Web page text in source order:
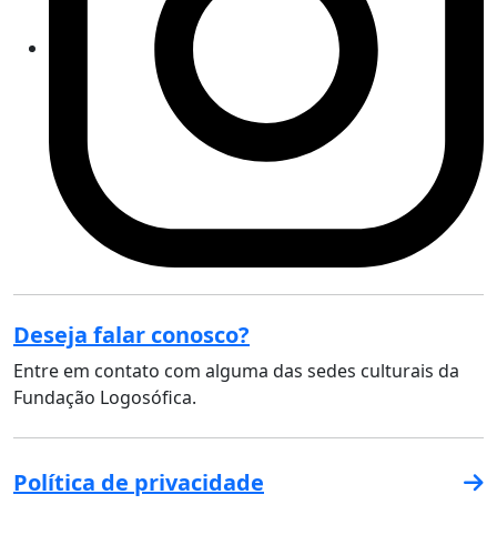
Deseja falar conosco?
Entre em contato com alguma das sedes culturais da
Fundação Logosófica.
Política de privacidade